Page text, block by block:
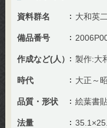
資料群名 大和英
備品番号
作成など(人） 製作:大
時代 大正～
品質・形状 絵葉書
法量